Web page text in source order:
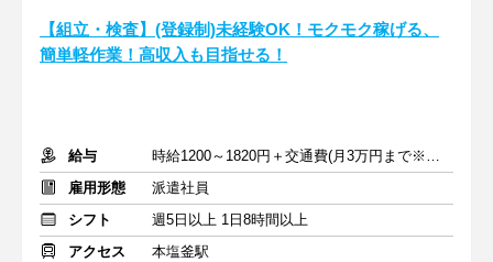
【組立・検査】(登録制)未経験OK！モクモク稼げる、
簡単軽作業！高収入も目指せる！
給与
時給1200～1820円＋交通費(月3万円まで※規定あり)
雇用形態
派遣社員
シフト
週5日以上 1日8時間以上
アクセス
本塩釜駅